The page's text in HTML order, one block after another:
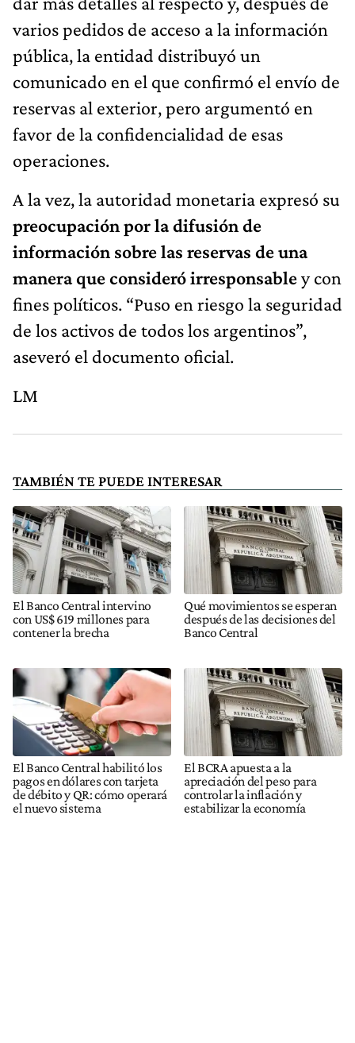
varios pedidos de acceso a la información
pública, la entidad distribuyó un
comunicado en el que confirmó el envío de
reservas al exterior, pero argumentó en
favor de la confidencialidad de esas
operaciones.
A la vez, la autoridad monetaria expresó su
preocupación por la difusión de
información sobre las reservas de una
manera que consideró irresponsabley con
fines políticos. “Puso en riesgo la seguridad
de los activos de todos los argentinos”,
aseveró el documento oficial.
LM
TAMBIÉN TE PUEDE INTERESAR
El Banco Central intervino
con US$ 619 millones para
contener la brecha
Qué movimientos se esperan
después de las decisiones del
Banco Central
El Banco Central habilitó los
pagos en dólares con tarjeta
de débito y QR: cómo operará
el nuevo sistema
El BCRA apuesta a la
apreciación del peso para
controlar la inflación y
estabilizar la economía